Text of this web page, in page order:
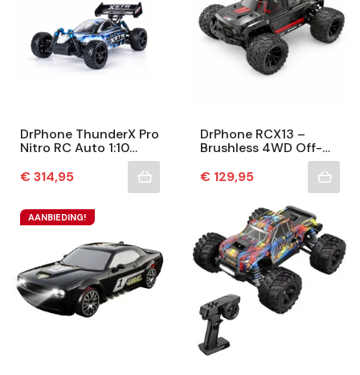
DrPhone ThunderX Pro
Nitro RC Auto 1:10
4WD 70 Km/je – RC
Auto's
Prijs
€ 314,95
DrPhone RCX13 –
Brushless 4WD Off-
Road RC Buggy – 1:14
– Tot 55 Km/u –
Metalen Aandrijving –
Prijs
€ 129,95
AANBIEDING!